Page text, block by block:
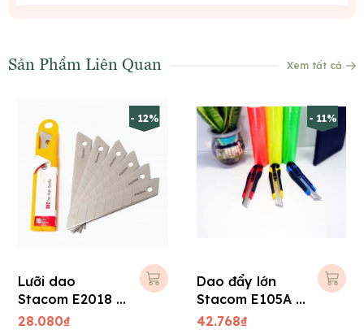
Sản Phẩm Liên Quan Xem tất cả
- 12%
Lưỡi dao
Stacom E2018 -
Lớn
28.080₫
- 11%
Dao đẩy lớn
Stacom E105A (
+ 01 lưỡi phụ )
42.768₫